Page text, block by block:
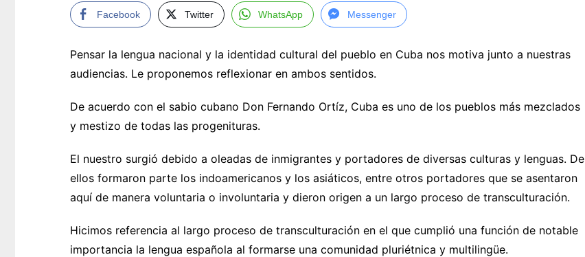
Facebook Twitter WhatsApp Messenger
Pensar la lengua nacional y la identidad cultural del pueblo en Cuba nos motiva junto a nuestras
audiencias. Le proponemos reflexionar en ambos sentidos.
De acuerdo con el sabio cubano Don Fernando Ortíz, Cuba es uno de los pueblos más mezclados
y mestizo de todas las progenituras.
El nuestro surgió debido a oleadas de inmigrantes y portadores de diversas culturas y lenguas. De
ellos formaron parte los indoamericanos y los asiáticos, entre otros portadores que se asentaron
aquí de manera voluntaria o involuntaria y dieron origen a un largo proceso de transculturación.
Hicimos referencia al largo proceso de transculturación en el que cumplió una función de notable
importancia la lengua española al formarse una comunidad pluriétnica y multilingüe.